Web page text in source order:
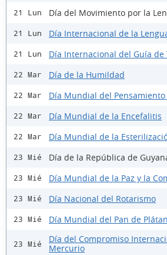
21 Lun Día del Movimiento por la
21 Lun Día Internacional de la
21 Lun Día Internacional del Guía de
22 Mar Día de la Humildad
22 Mar Día Mundial del Pensamiento
22 Mar Día Mundial de la Encefalitis
22 Mar Día Mundial de la
23 Mié Día de la República de
23 Mié Día Mundial de la Paz y la
23 Mié Día Nacional del Rotarismo
23 Mié Día Mundial del Pan de
23 Mié
Día del Compromiso
Mercurio